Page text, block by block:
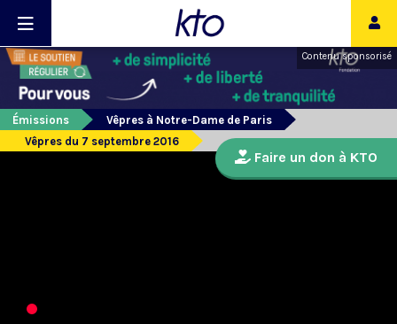
Contenu sponsorisé
Émissions
Vêpres à Notre-Dame de Paris
Vêpres du 7 septembre 2016
Faire un don à KTO